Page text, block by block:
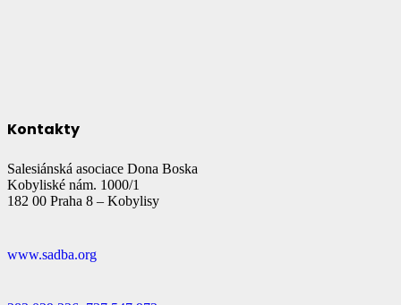
Kontakty
Salesiánská asociace Dona Boska
Kobyliské nám. 1000/1
182 00 Praha 8 – Kobylisy
www.sadba.org